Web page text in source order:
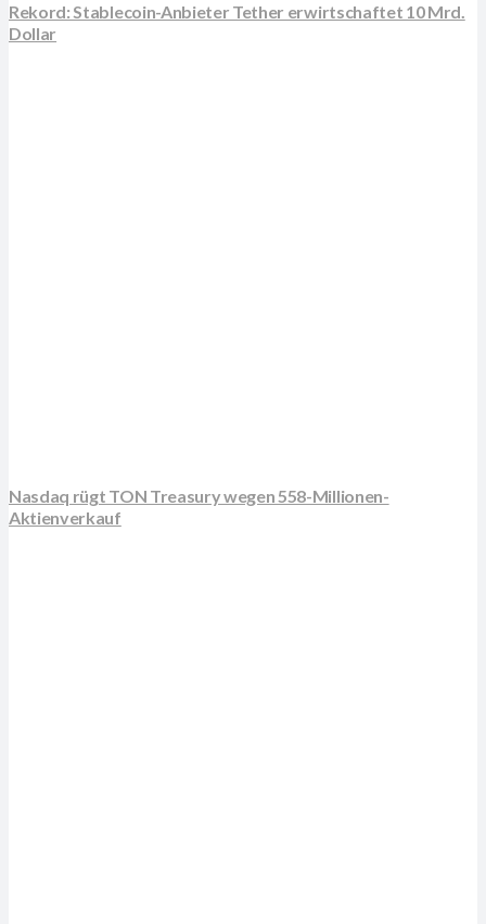
Rekord: Stablecoin-Anbieter Tether erwirtschaftet 10 Mrd.
Dollar
Nasdaq rügt TON Treasury wegen 558-Millionen-
Aktienverkauf